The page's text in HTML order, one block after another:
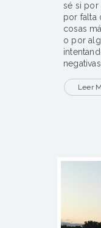
sé si por
por falta
cosas
o por
Leer